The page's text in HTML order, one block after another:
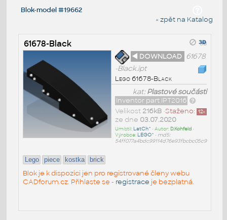
Blok-model #19662
« zpět na Katalog
61678-Black
◄ DOWNLOAD
61678
-Black.ipt
Lego 61678-Black
kat:Plastové součásti
Inventor part IPT2016
Staženo: 12x
Velikost 216kB•
ze dne 03.07.2020
Umístil: LatCh^ • Autor: D.Kohfeld•
Výrobce: LEGO^ • md5:
54ff077a4bdc99114d76e93fbcbc05c9
Lego piece kostka brick
Blok je k dispozici jen pro registrované členy webu
CADforum.cz. Přihlaste se - registrace je bezplatná.